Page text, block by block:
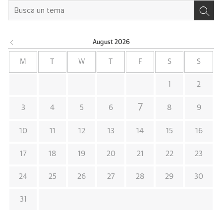
August 2026
M W F S S
1 2
3 4 5 6 7 8 9
10 11 12 13 14 15 16
17 18 19 20 21 22 23
24 25 26 27 28 29 30
31